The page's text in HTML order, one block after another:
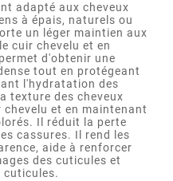
adapté aux cheveux
à épais, naturels ou
un léger maintien aux
cuir chevelu et en
d'obtenir une
tout en protégeant
l'hydratation des
texture des cheveux
et en maintenant
Il réduit la perte
cassures. Il rend les
aide à renforcer
des cuticules et
cuticules.